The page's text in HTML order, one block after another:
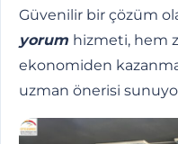
Güvenilir bir çözüm
yorum hizmeti, hem
ekonomiden
uzman önerisi